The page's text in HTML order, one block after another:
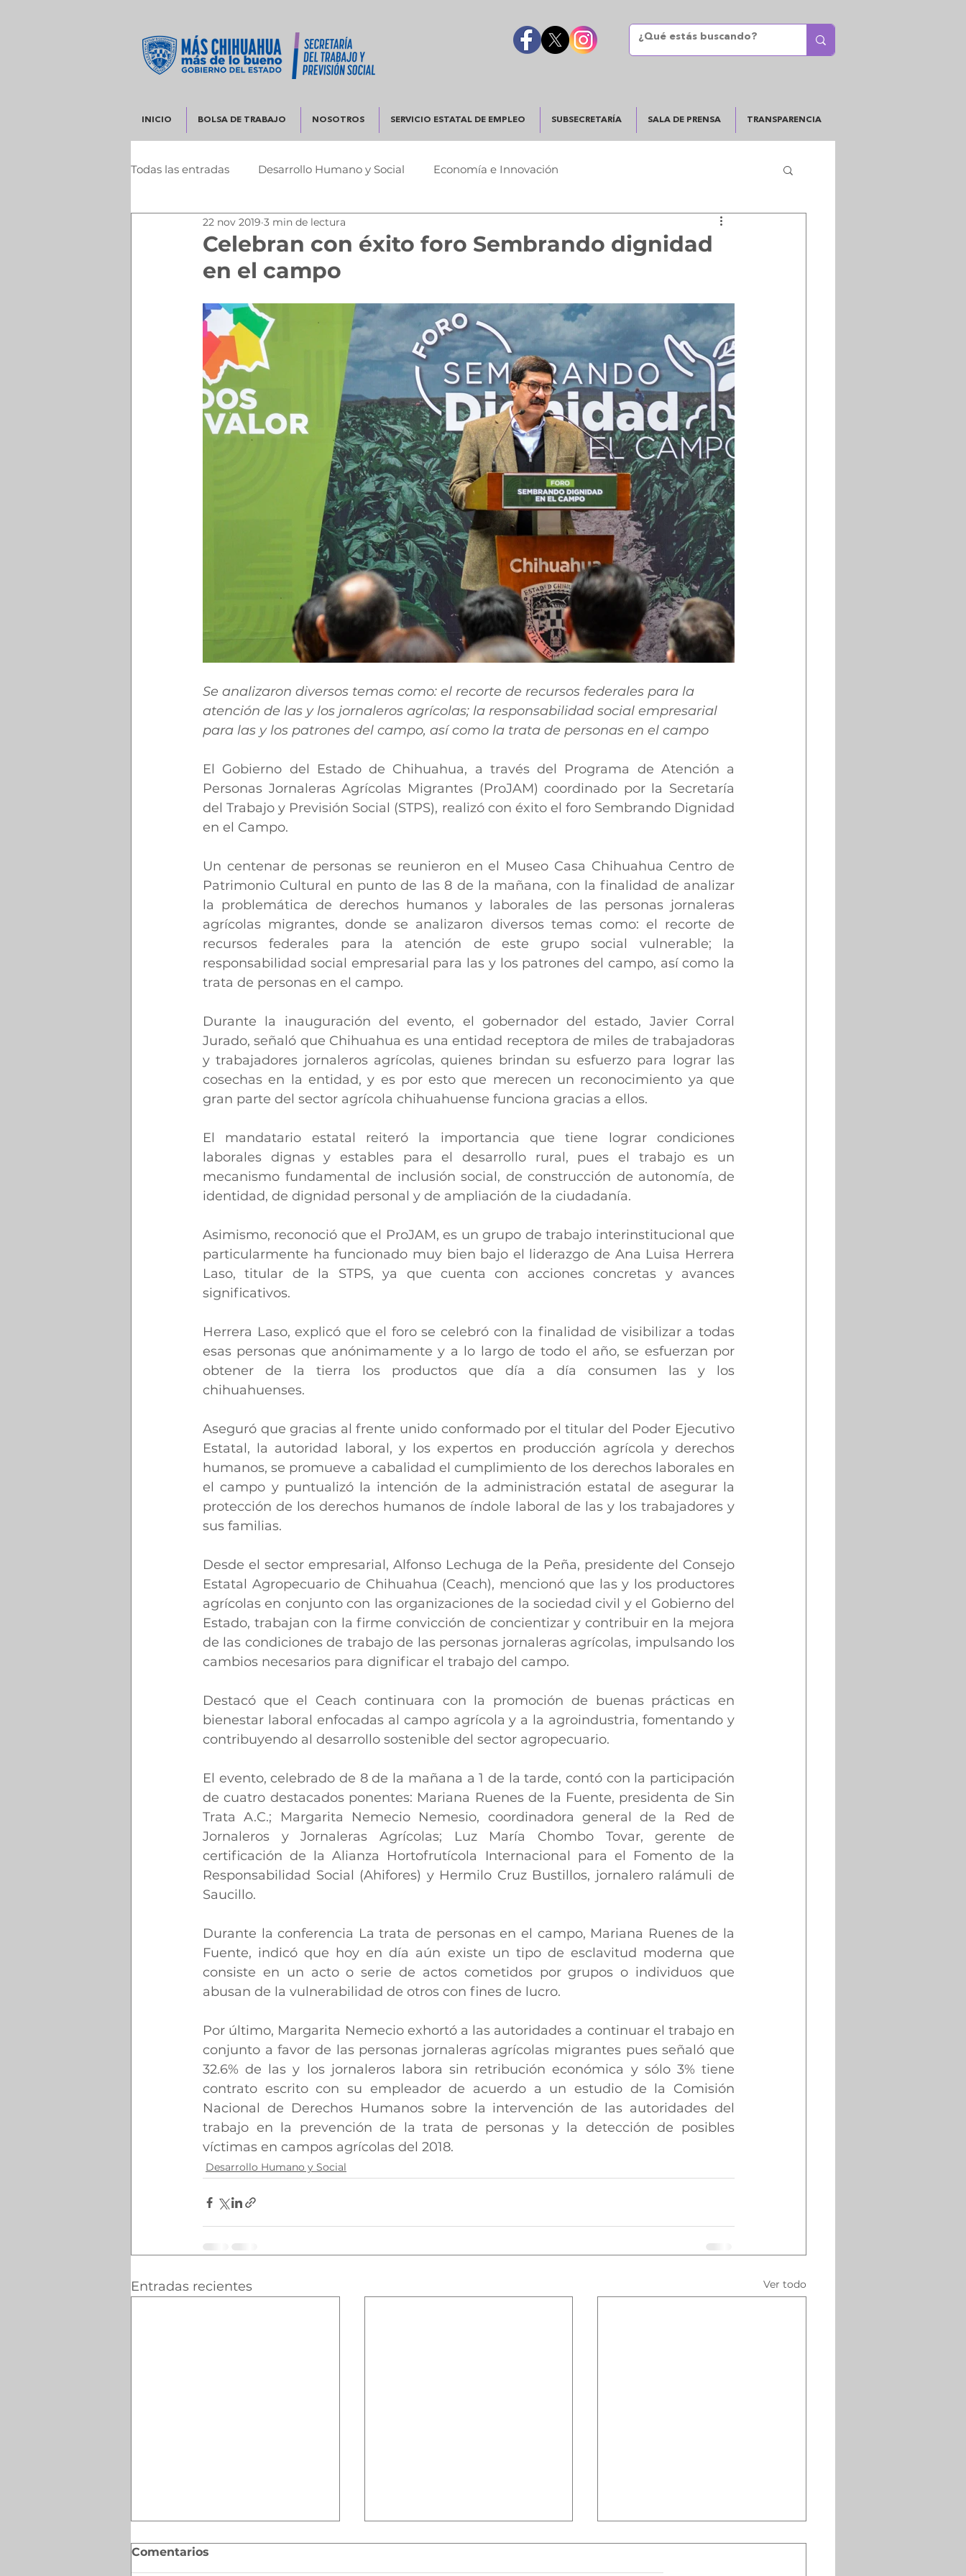
INICIO BOLSA DE TRABAJO NOSOTROS SERVICIO ESTATAL DE EMPLEO SUBSECRETARÍA SALA DE PRENSA TRANSPARENCIA
Todas las entradas Desarrollo Humano y Social Economía e Innovación
Infraestructura y Desarrollo Urbano
Celebran con éxito foro Sembrando dignidad
en el campo
22 nov 2019 3 min de lectura
Se analizaron diversos temas como: el recorte de recursos federales para la
atención de las y los jornaleros agrícolas; la responsabilidad social empresarial
para las y los patrones del campo, así como la trata de personas en el campo
El Gobierno del Estado de Chihuahua, a través del Programa de Atención a
Personas Jornaleras Agrícolas Migrantes (ProJAM) coordinado por la Secretaría
del Trabajo y Previsión Social (STPS), realizó con éxito el foro Sembrando Dignidad
en el Campo.
Un centenar de personas se reunieron en el Museo Casa Chihuahua Centro de
Patrimonio Cultural en punto de las 8 de la mañana, con la finalidad de analizar
la problemática de derechos humanos y laborales de las personas jornaleras
agrícolas migrantes, donde se analizaron diversos temas como: el recorte de
recursos federales para la atención de este grupo social vulnerable; la
responsabilidad social empresarial para las y los patrones del campo, así como la
trata de personas en el campo.
Durante la inauguración del evento, el gobernador del estado, Javier Corral
Jurado, señaló que Chihuahua es una entidad receptora de miles de trabajadoras
y trabajadores jornaleros agrícolas, quienes brindan su esfuerzo para lograr las
cosechas en la entidad, y es por esto que merecen un reconocimiento ya que
gran parte del sector agrícola chihuahuense funciona gracias a ellos.
El mandatario estatal reiteró la importancia que tiene lograr condiciones
laborales dignas y estables para el desarrollo rural, pues el trabajo es un
mecanismo fundamental de inclusión social, de construcción de autonomía, de
identidad, de dignidad personal y de ampliación de la ciudadanía.
Asimismo, reconoció que el ProJAM, es un grupo de trabajo interinstitucional que
particularmente ha funcionado muy bien bajo el liderazgo de Ana Luisa Herrera
Laso, titular de la STPS, ya que cuenta con acciones concretas y avances
significativos.
Herrera Laso, explicó que el foro se celebró con la finalidad de visibilizar a todas
esas personas que anónimamente y a lo largo de todo el año, se esfuerzan por
obtener de la tierra los productos que día a día consumen las y los
chihuahuenses.
Aseguró que gracias al frente unido conformado por el titular del Poder Ejecutivo
Estatal, la autoridad laboral, y los expertos en producción agrícola y derechos
humanos, se promueve a cabalidad el cumplimiento de los derechos laborales en
el campo y puntualizó la intención de la administración estatal de asegurar la
protección de los derechos humanos de índole laboral de las y los trabajadores y
sus familias.
Desde el sector empresarial, Alfonso Lechuga de la Peña, presidente del Consejo
Estatal Agropecuario de Chihuahua (Ceach), mencionó que las y los productores
agrícolas en conjunto con las organizaciones de la sociedad civil y el Gobierno del
Estado, trabajan con la firme convicción de concientizar y contribuir en la mejora
de las condiciones de trabajo de las personas jornaleras agrícolas, impulsando los
cambios necesarios para dignificar el trabajo del campo.
Destacó que el Ceach continuara con la promoción de buenas prácticas en
bienestar laboral enfocadas al campo agrícola y a la agroindustria, fomentando y
contribuyendo al desarrollo sostenible del sector agropecuario.
El evento, celebrado de 8 de la mañana a 1 de la tarde, contó con la participación
de cuatro destacados ponentes: Mariana Ruenes de la Fuente, presidenta de Sin
Trata A.C.; Margarita Nemecio Nemesio, coordinadora general de la Red de
Jornaleros y Jornaleras Agrícolas; Luz María Chombo Tovar, gerente de
certificación de la Alianza Hortofrutícola Internacional para el Fomento de la
Responsabilidad Social (Ahifores) y Hermilo Cruz Bustillos, jornalero ralámuli de
Saucillo.
Durante la conferencia La trata de personas en el campo, Mariana Ruenes de la
Fuente, indicó que hoy en día aún existe un tipo de esclavitud moderna que
consiste en un acto o serie de actos cometidos por grupos o individuos que
abusan de la vulnerabilidad de otros con fines de lucro.
Por último, Margarita Nemecio exhortó a las autoridades a continuar el trabajo en
conjunto a favor de las personas jornaleras agrícolas migrantes pues señaló que
32.6% de las y los jornaleros labora sin retribución económica y sólo 3% tiene
contrato escrito con su empleador de acuerdo a un estudio de la Comisión
Nacional de Derechos Humanos sobre la intervención de las autoridades del
trabajo en la prevención de la trata de personas y la detección de posibles
víctimas en campos agrícolas del 2018.
Desarrollo Humano y Social
Entradas recientes Ver todo
Comentarios